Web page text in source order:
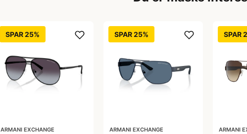
SPAR 25%
ARMANI EXCHANGE
SPAR 25%
ARMANI EXCHANGE
SPAR
ARMANI